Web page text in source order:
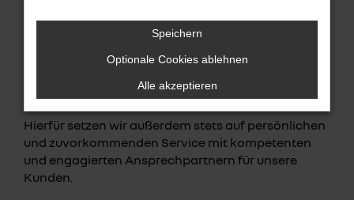
Die Marke Renault ist eine dynamische Größe im
Automobilmarkt, weltweit. Qualität, Sicherheit
sowie Innovationen in Technik und Design sind die
zufriedene Kunden.
Hierfür setzen wir außerdem stets auf persönlichen
und zuvorkommenden Service mit kompetenten
und engagierten Ansprechpartnern für unsere
Kunden.
Speichern
Optionale Cookies ablehnen
Alle akzeptieren